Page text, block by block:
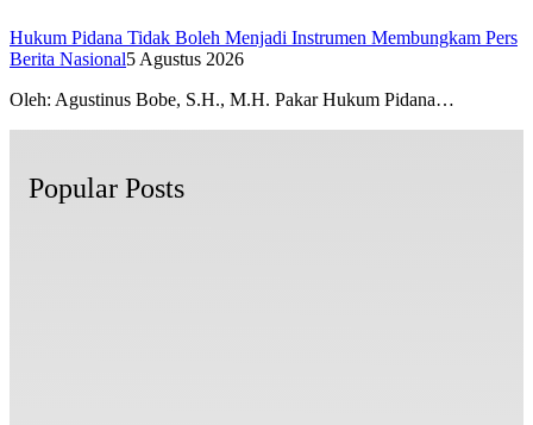
Hukum Pidana Tidak Boleh Menjadi Instrumen Membungkam Pers
Berita Nasional5 Agustus 2026
Oleh: Agustinus Bobe, S.H., M.H. Pakar Hukum Pidana…
Popular Posts